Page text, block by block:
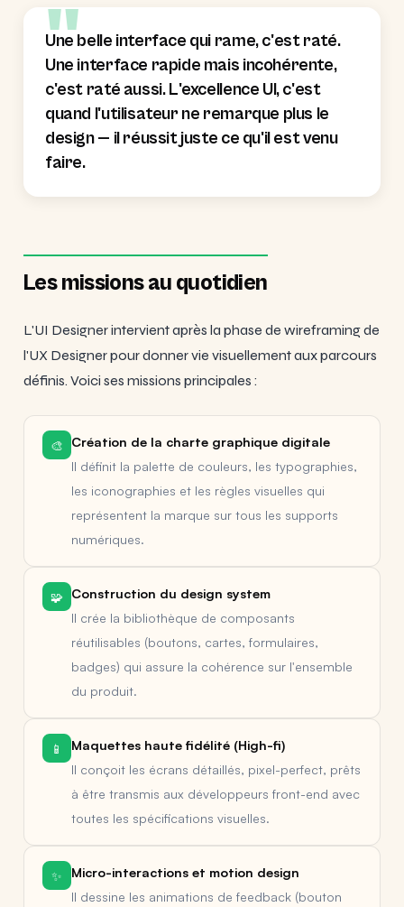
Une belle interface qui rame, c'est raté.
Une interface rapide mais incohérente,
c'est raté aussi. L'excellence UI, c'est
quand l'utilisateur ne remarque plus le
design — il réussit juste ce qu'il est venu
faire.
Les missions au quotidien
L'UI Designer intervient après la phase de wireframing de
l'UX Designer pour donner vie visuellement aux parcours
définis. Voici ses missions principales :
🎨
Création de la charte graphique digitale
Il définit la palette de couleurs, les typographies,
les iconographies et les règles visuelles qui
représentent la marque sur tous les supports
numériques.
🧩 Construction du design system
Il crée la bibliothèque de composants
réutilisables (boutons, cartes, formulaires,
badges) qui assure la cohérence sur l'ensemble
du produit.
📱
Maquettes haute fidélité (High-fi)
Il conçoit les écrans détaillés, pixel-perfect, prêts
à être transmis aux développeurs front-end avec
toutes les spécifications visuelles.
✨
Micro-interactions et motion design
Il dessine les animations de feedback (bouton